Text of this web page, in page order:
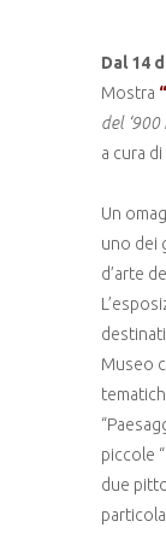
Dal 14
Mostra
del
a cura
Un
uno dei
d’arte
Museo
piccole
due